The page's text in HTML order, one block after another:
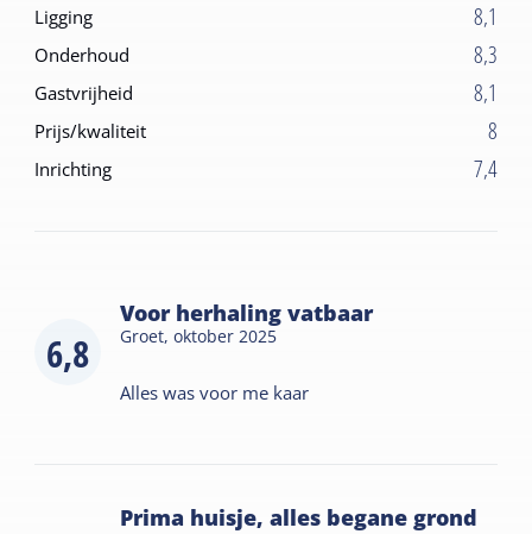
Ligging 8,1
Onderhoud 8,3
Gastvrijheid 8,1
Prijs/kwaliteit 8
Inrichting 7,4
6,8
Voor herhaling vatbaar
Groet,oktober 2025
Alles was voor me kaar
Prima huisje, alles begane grond